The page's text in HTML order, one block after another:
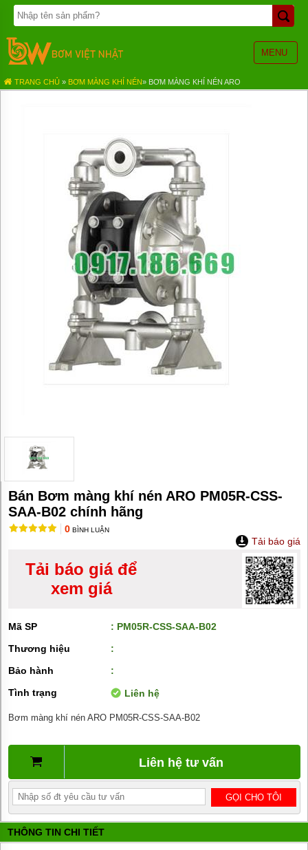
MENU
TRANG
CHỦ
BƠM
BÁNH
VÍT
BƠM
THỰC
PHẨM
MÁY
BƠM
HÚT
BƠM
BƠM
TRUYỀN
HÚT
PHUY
BƠM KHÍ
LỎNG,
BƠM KHÍ
AMONIAC
ĐỘNG
CƠ
ĐIỆN
TRANG CHỦ » BƠM MÀNG KHÍ NÉN» BƠM MÀNG KHÍ NÉN ARO
Bán Bơm màng khí nén ARO PM05R-CSS-
SAA-B02 chính hãng
0 BÌNH LUẬN
Tải báo giá
Tải báo giá để
xem giá
Mã SP
: PM05R-CSS-SAA-B02
Thương hiệu
:
Bảo hành
:
Tình trạng
Liên hệ
Bơm màng khí nén ARO PM05R-CSS-SAA-B02
Liên hệ tư vấn
THÔNG TIN CHI TIẾT